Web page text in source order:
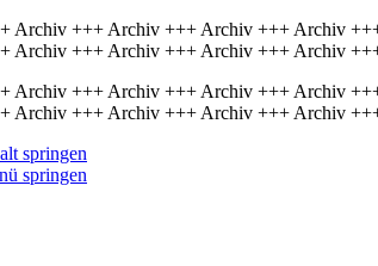
Archiv +++ Archiv +++ Archiv +++ Archiv
Archiv +++ Archiv +++ Archiv +++ Archiv
Archiv +++ Archiv +++ Archiv +++ Archiv
Archiv +++ Archiv +++ Archiv +++ Archiv
springen
springen